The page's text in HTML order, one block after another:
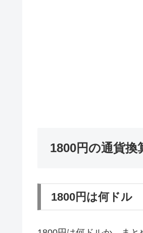
1800円の通貨換
1800円は何ドル